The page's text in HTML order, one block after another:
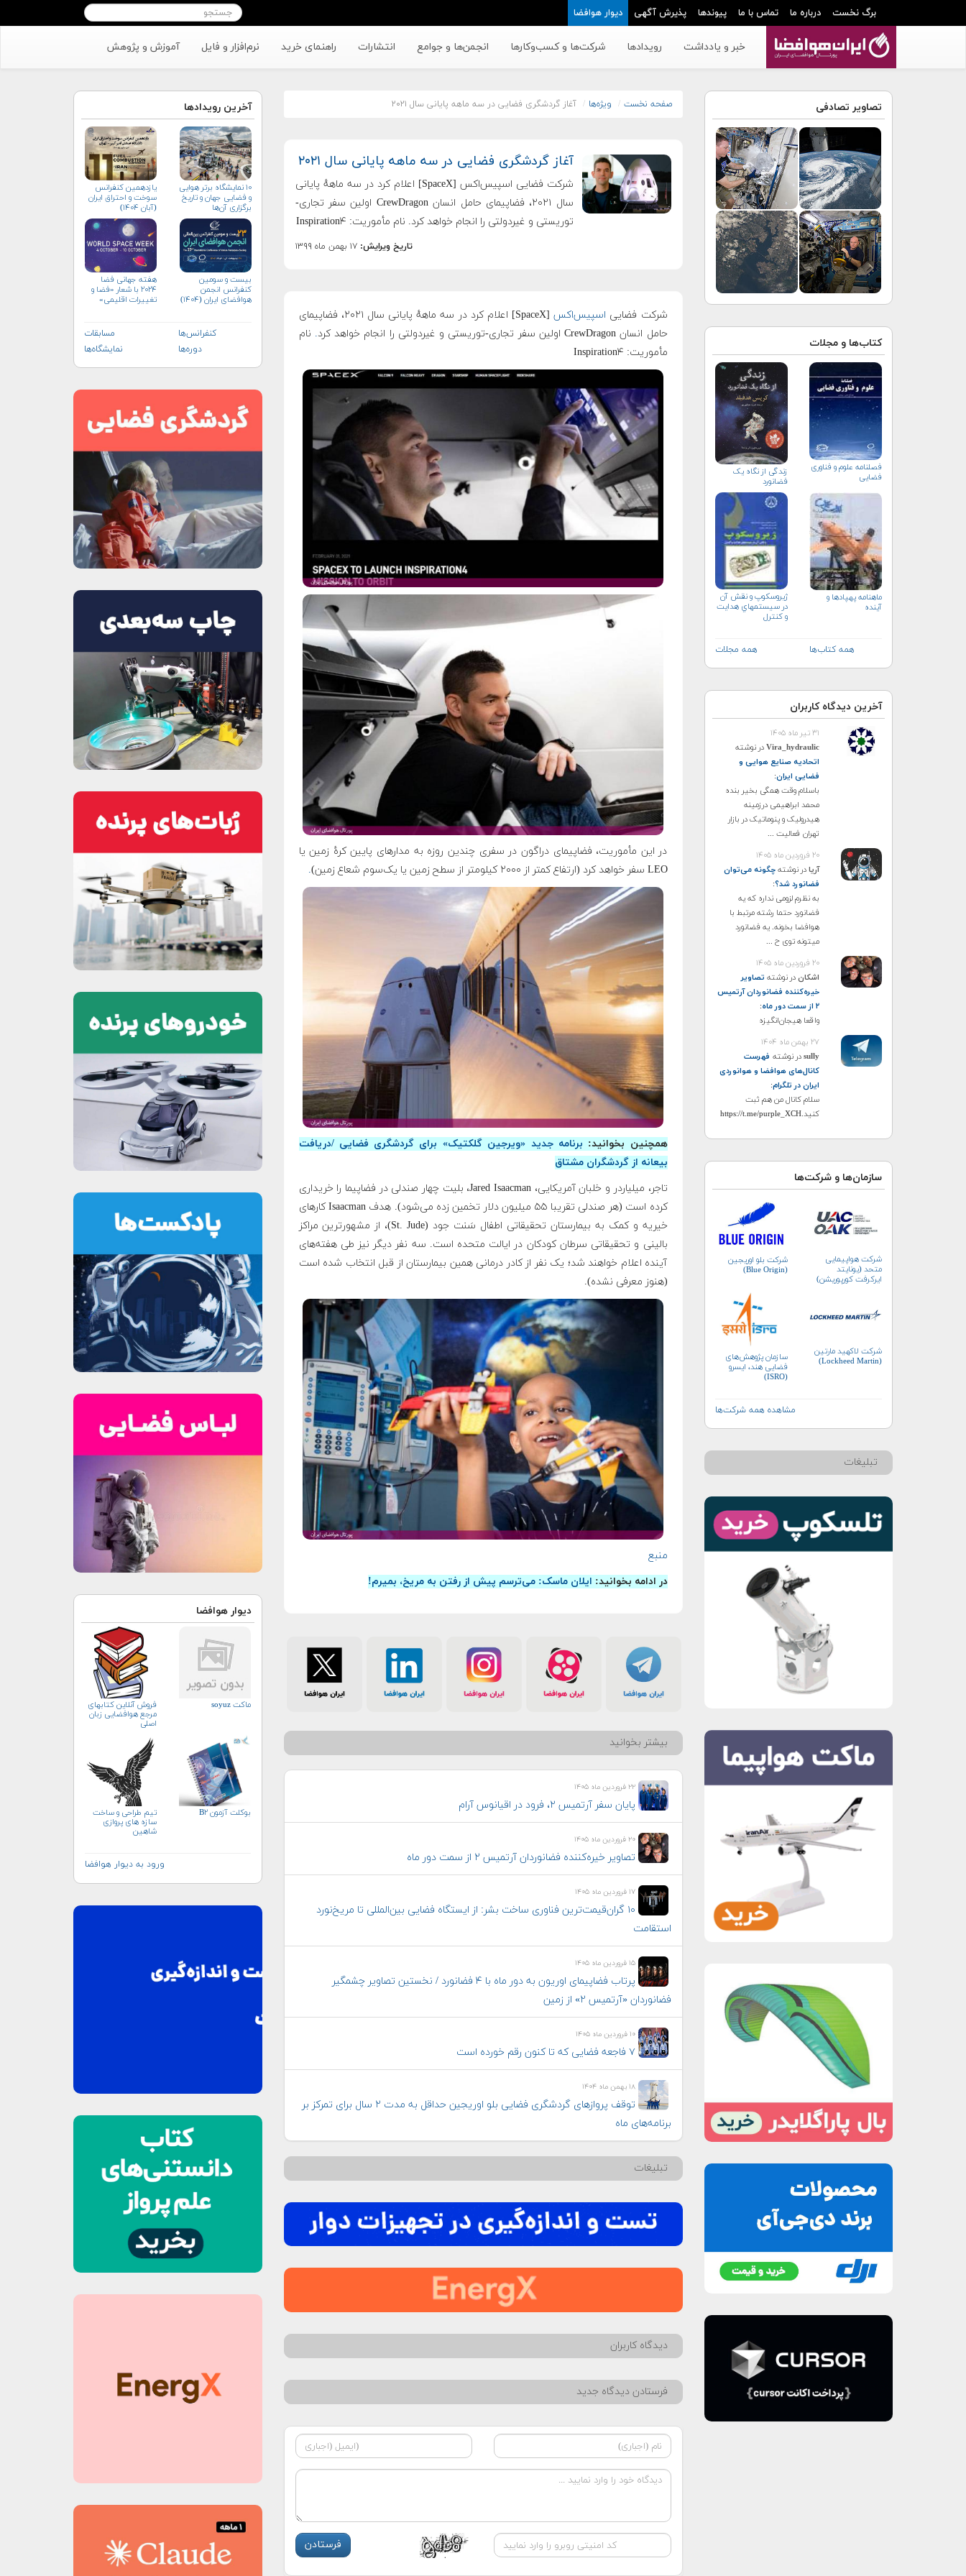
برگ نخست درباره ما تماس با ما پیوندها پذیرش آگهی دیوار هوافضا
خبر و یادداشت رویدادها شرکت‌ها و کسب‌وکار‌ها انجمن‌ها و جوامع انتشارات راهنمای خرید نرم‌افزار و فایل آموزش و پژوهش
تصاویر تصادفی
کتاب‌ها و مجلات
فصلنامه علوم و فناوری
فضایی
زندگی از نگاه یک
فضانورد
ماهنامه پهپادها و
آینده
ژيروسكوپ و نقش آن
در سيستم‏هاي هدايت
و كنترل
همه کتاب‌ها همه مجلات
آخرین دیدگاه کاربران
۳۱ تیر ماه ۱۴۰۵
Vira_hydraulicدر نوشته
اتحادیه صنایع هوایی و
فضایی ایران:
باسلام وقت همگی بخیر بنده
محمد ابراهیمی درزمینه
هیدرولیک و پنوماتیک در بازار
تهران فعالیت ...
۲۰ فروردین ماه ۱۴۰۵
آریادر نوشتهچگونه می‌توان
فضانورد شد؟:
به نظرم لزومی نداره که یه
فضانورد حتما رشته مرتبط با
هوافضا بخونه. یه فضانورد
میتونه توی ح ...
۲۰ فروردین ماه ۱۴۰۵
اشکاندر نوشته تصاویر
خیره‌کننده فضانوردان آرتمیس
۲ از سمت دور ماه
:
واقعا هیجان‌انگیزه
۲۷ بهمن ماه ۱۴۰۴
sullyدر نوشته فهرست
کانال‌های هوافضا و هوانوردی
ایران در تلگرام:
سلام کانال من هم ثبت
کنید.https://t.me/purple_XCH
سازمان‌ها و شرکت‌ها
شرکت هواپیمایی
متحد (یونایتد
ایرکرفت کورپوریشن)
شرکت بلو اوریجین
(Blue Origin)
شرکت لاکهید مارتین
(Lockheed Martin)
سازمان پژوهش‌های
فضایی هند، ایسرو
(ISRO)
مشاهده همه شرکت‌ها
تبلیغات
صفحه نخست ویژه‌ها آغاز گردشگری فضایی در سه ماهه پایانی سال ۲۰۲۱
آغاز گردشگری فضایی در سه ماهه پایانی سال ۲۰۲۱
شرکت فضایی اسپیس‌اکس [SpaceX] اعلام کرد در سه ماههٔ پایانی
سال ۲۰۲۱، فضاپیمای حامل انسان CrewDragon اولین سفر تجاری-
توریستی و غیردولتی را انجام خواهد کرد. نام مأموریت: Inspiration۴
تاریخ ویرایش:۱۷ بهمن ماه ۱۳۹۹
شرکت فضایی اسپیس‌اکس
[SpaceX] اعلام کرد در سه ماههٔ پایانی سال ۲۰۲۱، فضاپیمای
حامل انسان CrewDragon اولین سفر تجاری-توریستی و غیردولتی را انجام خواهد کرد
. نام
مأموریت: Inspiration۴
در این مأموریت، فضاپیمای دراگون در سفری چندین روزه به مدارهای پایین کرهٔ زمین یا
LEO سفر خواهد کرد (ارتفاع کمتر از ۲۰۰۰ کیلومتر از سطح زمین یا یک‌سوم شعاع زمین)
.
همچنین بخوانید: برنامه جدید «ویرجین گلکتیک» برای گردشگری فضایی /دریافت
بیعانه از گردشگران مشتاق
تاجر، میلیاردر و خلبان آمریکایی، Jared Isaacman، بلیت چهار صندلی در فضاپیما را خریداری
کرده است (هر صندلی تقریبا ۵۵ میلیون دلار تخمین زده می‌شود). هدف Isaacman کارهای
خیریه و کمک به بیمارستان تحقیقاتی اطفال سَنت جود (St. Jude)، از مشهورترین مراکز
بالینی و تحقیقاتی سرطان کودکان در ایالت متحده است. سه نفر دیگر نیز طی هفته‌های
آینده اعلام خواهند شد؛ یک نفر از کادر درمانی همین بیمارستان از قبل انتخاب شده است
(هنوز معرفی نشده).
منبع
در ادامه بخوانید: ایلان ماسک: می‌ترسم پیش از رفتن به مریخ، بمیرم!
بیشتر بخوانید
۲۲ فروردین ماه ۱۴۰۵
پایان سفر آرتمیس ۲، فرود در اقیانوس آرام
۲۰ فروردین ماه ۱۴۰۵
تصاویر خیره‌کننده فضانوردان آرتمیس ۲ از سمت دور ماه
۱۷ فروردین ماه ۱۴۰۵
۱۰ گران‌قیمت‌ترین فناوری‌ ساخت بشر: از ایستگاه فضایی بین‌المللی تا مریخ‌نورد
استقامت
۱۵ فروردین ماه ۱۴۰۵
پرتاب فضاپیمای اوریون به دور ماه با ۴ فضانورد / نخستین تصاویر چشمگیر
فضانوردان «آرتمیس ۲» از زمین
۱۰ فروردین ماه ۱۴۰۵
۷ فاجعه فضایی که تا کنون رقم خورده است
۱۸ بهمن ماه ۱۴۰۴
توقف پروازهای گردشگری فضایی بلو اوریجین حداقل به مدت ۲ سال برای تمرکز بر
برنامه‌های ماه
تبلیغات
دیدگاه کاربران
فرستادن دیدگاه جدید
آخرین رویدادها
۱۰ نمایشگاه برتر هوایی
و فضایی جهان و تاریخ
برگزاری آن‌ها
یازدهمین کنفرانس
سوخت و احتراق ایران
(آبان‌ ۱۴۰۴)
بیست و سومین
کنفرانس انجمن
هوافضای ايران (۱۴۰۴)
هفته جهانی فضا
۲۰۲۴ با شعار «فضا و
تغییرات اقلیمی»
کنفرانس‌ها
مسابقات
دوره‌ها
نمایشگاه‌ها
دیوار هوافضا
ماکت soyuz
فروش آنلاین کتابهای
مرجع هوافضایی زبان
اصلی
بوکلت آزمون B۲
تيم طراحى و ساخت
سازه هاى پروازى
شاهين
ورود به دیوار هوافضا